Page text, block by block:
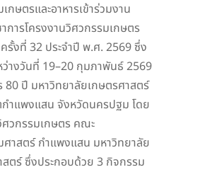
กษตรและอาหารเข้าร่วมงาน
การโครงงานวิศวกรรมเกษตร
รั้งที่ 32 ประจำปี พ.ศ. 2569 ซึ่ง
ว่างวันที่ 19–20 กุมภาพันธ์ 2569
80 ปี มหาวิทยาลัยเกษตรศาสตร์
กำแพงแสน จังหวัดนครปฐม โดย
ศวกรรมเกษตร คณะ
ศาสตร์ กำแพงแสน มหาวิทยาลัย
สตร์ ซึ่งประกอบด้วย 3 กิจกรรม